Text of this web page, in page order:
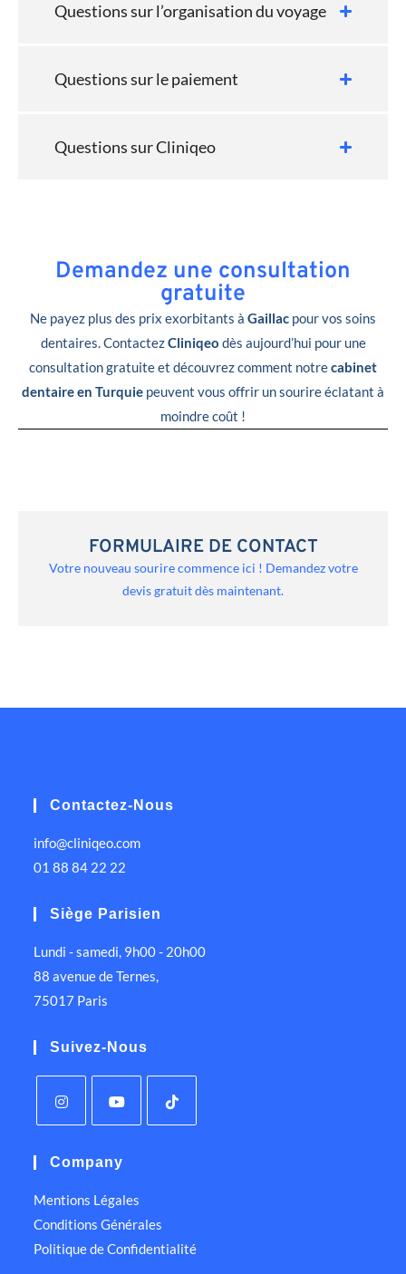
Questions sur l’organisation du voyage
Questions sur le paiement
Questions sur Cliniqeo
Demandez une consultation
gratuite
Ne payez plus des prix exorbitants à Gaillac pour vos soins
dentaires. ContactezCliniqeo dès aujourd’hui pour une
consultation gratuite et découvrez comment notrecabinet
dentaire en Turquie peuvent vous offrir un sourire éclatant à
moindre coût !
FORMULAIRE DE CONTACT
Votre nouveau sourire commence ici ! Demandez votre
devis gratuit dès maintenant.
Contactez-Nous
info@cliniqeo.com
01 88 84 22 22
Siège Parisien
Lundi - samedi, 9h00 - 20h00
88 avenue de Ternes,
75017 Paris
Suivez-Nous
Company
Mentions Légales
Conditions Générales
Politique de Confidentialité